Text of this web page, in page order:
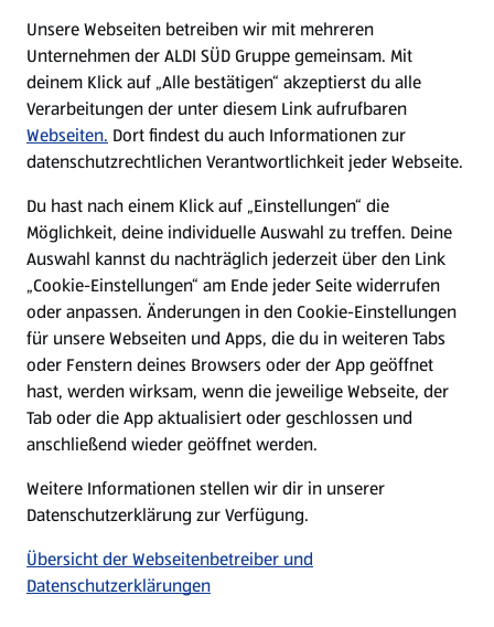
Nachhaltigkeit
Karriere
Presse
Hilfe & Kontakt
(öffnet in einem neuen Tab)
Unternehmen
Folge uns hier:
Unsere Webseiten betreiben wir mit mehreren
Unternehmen der ALDI SÜD Gruppe gemeinsam. Mit
deinem Klick auf „Alle bestätigen“ akzeptierst du alle
Verarbeitungen der unter diesem Link aufrufbaren
Webseiten. Dort findest du auch Informationen zur
datenschutzrechtlichen Verantwortlichkeit jeder Webseite.
Du hast nach einem Klick auf „Einstellungen“ die
Möglichkeit, deine individuelle Auswahl zu treffen. Deine
Auswahl kannst du nachträglich jederzeit über den Link
„Cookie-Einstellungen“ am Ende jeder Seite widerrufen
oder anpassen. Änderungen in den Cookie-Einstellungen
für unsere Webseiten und Apps, die du in weiteren Tabs
oder Fenstern deines Browsers oder der App geöffnet
hast, werden wirksam, wenn die jeweilige Webseite, der
Tab oder die App aktualisiert oder geschlossen und
anschließend wieder geöffnet werden.
Weitere Informationen stellen wir dir in unserer
Datenschutzerklärung zur Verfügung.
Übersicht der Webseitenbetreiber und
Datenschutzerklärungen